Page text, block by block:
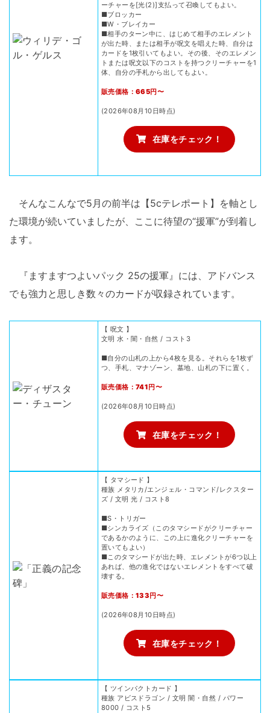
ーチャーを[光(2)]支払って召喚してもよい。
■ブロッカー
■W・ブレイカー
■相手のターン中に、はじめて相手のエレメント
が出た時、または相手が呪文を唱えた時、自分は
カードを1枚引いてもよい。その後、そのエレメン
トまたは呪文以下のコストを持つクリーチャーを1
体、自分の手札から出してもよい。
販売価格：665円〜
(2026年08月10日時点)
在庫をチェック！
そんなこんなで5月の前半は【5cテレポート】を軸とし
た環境が続いていましたが、ここに待望の“援軍”が到着し
ます。
『ますますつよいパック 25の援軍』には、アドバンス
でも強力と思しき数々のカードが収録されています。
【 呪文 】
文明 水・闇・自然 / コスト3
■自分の山札の上から4枚を見る。それらを1枚ず
つ、手札、マナゾーン、墓地、山札の下に置く。
販売価格：741円〜
(2026年08月10日時点)
在庫をチェック！
【 タマシード 】
種族 メタリカ/エンジェル・コマンド/レクスター
ズ / 文明 光 / コスト8
■S・トリガー
■シンカライズ（このタマシードがクリーチャー
であるかのように、この上に進化クリーチャーを
置いてもよい）
■このタマシードが出た時、エレメントが6つ以上
あれば、他の進化ではないエレメントをすべて破
壊する。
販売価格：133円〜
(2026年08月10日時点)
在庫をチェック！
【 ツインパクトカード 】
種族 アビスドラゴン / 文明 闇・自然 / パワー
8000 / コスト5